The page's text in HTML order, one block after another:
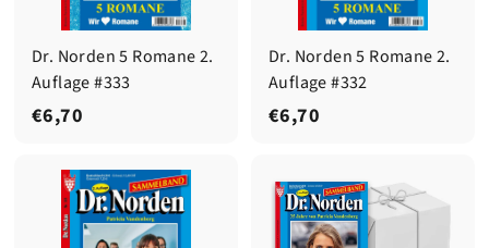
Dr. Norden 5 Romane 2.
Auflage #333
€6,70
,
7
0
Dr. Norden 5 Romane 2.
Auflage #332
€6,70
7
0